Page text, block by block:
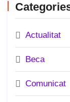
Actualitat
Beca
Comunicat